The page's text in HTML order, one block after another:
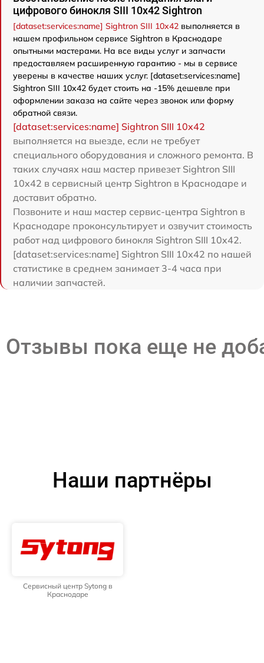
цифрового бинокля SIII 10x42 Sightron
[dataset:services:name] Sightron SIII 10x42 выполняется в
нашем профильном сервисе Sightron в Краснодаре
опытными мастерами. На все виды услуг и запчасти
предоставляем расширенную гарантию - мы в сервисе
уверены в качестве наших услуг. [dataset:services:name]
Sightron SIII 10x42 будет стоить на -15% дешевле при
оформлении заказа на сайте через звонок или форму
обратной связи.
[dataset:services:name] Sightron SIII 10x42
выполняется на выезде, если не требует
специального оборудования и сложного ремонта. В
таких случаях наш мастер привезет Sightron SIII
10x42 в сервисный центр Sightron в Краснодаре и
доставит обратно.
Позвоните и наш мастер сервис-центра Sightron в
Краснодаре проконсультирует и озвучит стоимость
работ над цифрового бинокля Sightron SIII 10x42.
[dataset:services:name] Sightron SIII 10x42 по нашей
статистике в среднем занимает 3-4 часа при
наличии запчастей.
Отзывы пока еще не
Наши партнёры
Сервисный центр Sytong в
Краснодаре